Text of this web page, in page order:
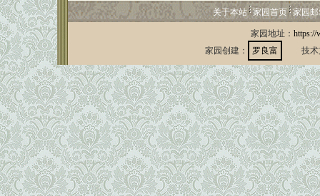
关于本站 家园首页 家园
家园地址： https://
家园创建：
罗良富 技术